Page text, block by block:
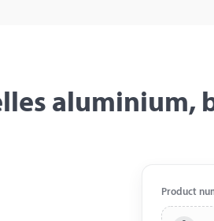
aluminium,
Product